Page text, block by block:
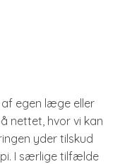
egen læge eller
nettet, hvor vi kan
yder tilskud
I særlige tilfælde